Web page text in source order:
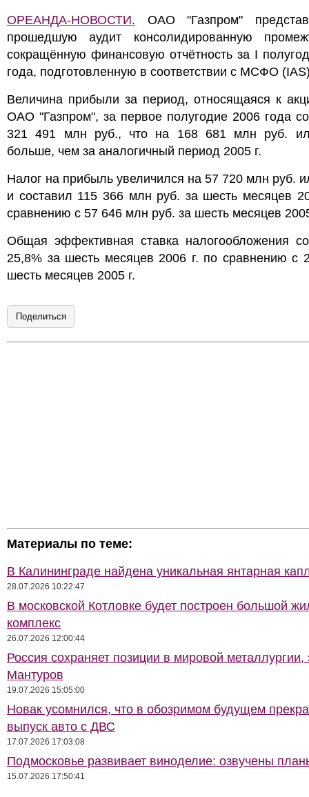
ОРЕАНДА-НОВОСТИ. ОАО "Газпром"
прошедшую аудит консолидированную
сокращённую финансовую отчётность за I
года, подготовленную в соответствии с МСФО
Величина прибыли за период, относящаяся к
ОАО "Газпром", за первое полугодие 2006 года
321 491 млн руб., что на 168 681 млн руб.
больше, чем за аналогичный период 2005 г.
Налог на прибыль увеличился на 57 720 млн руб.
и составил 115 366 млн руб. за шесть месяцев
сравнению с 57 646 млн руб. за шесть месяцев
Общая эффективная ставка налогообложения
25,8% за шесть месяцев 2006 г. по сравнению с
шесть месяцев 2005 г.
Поделиться
Материалы по теме:
В Калининграде найдена уникальная янтарная
28.07.2026 10:22:47
В московской Котловке будет построен большой
комплекс
26.07.2026 12:00:44
Россия сохраняет позиции в мировой металлургии,
Мантуров
19.07.2026 15:05:00
Новак усомнился, что в обозримом будущем
выпуск авто с ДВС
17.07.2026 17:03:08
Подмосковье развивает виноделие: озвучены
15.07.2026 17:50:41